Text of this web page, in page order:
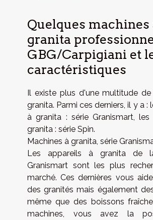
Quelques machines
granita
GBG/Carpigiani et
caractéristiques
Il existe plus d'une multitude
granita. Parmi ces derniers, il y a :
à granita : série Granismart,
granita : série Spin.
Machines à granita, série
Les appareils à granita de
Granismart sont les plus
marché. Ces dernières vous
des granités mais également
même que des boissons
machines, vous avez la